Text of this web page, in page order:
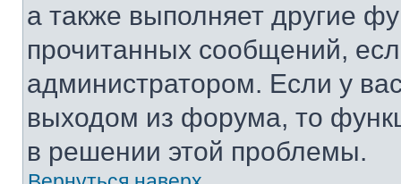
а также выполняет другие
прочитанных сообщений,
администратором. Если у
выходом из форума, то
в решении этой проблемы.